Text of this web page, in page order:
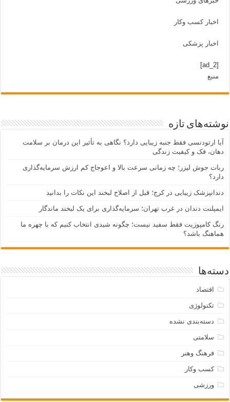
اخبار کسب وکار
اخبار پزشکی
[ad_2]
منبع
نوشته‌های تازه
آیا ارتودنسی فقط جنبه زیبایی دارد؟ نگاهی به تأثیر این درمان بر سلامت
دهان، فک و کیفیت زندگی
ربات جوش لیزر؛ چه زمانی سرعت بالا و اعوجاج کم ارزش سرمایه‌گذاری
دارد؟
دندانپزشک زیبایی در کرج؛ قبل از اصلاح لبخند این نکات را بدانید
ایمپلنت دندان در غرب تهران؛ سرمایه‌گذاری برای یک لبخند ماندگار
رنگ کامپوزیت فقط سفید نیست؛ چگونه شیدی انتخاب کنیم که با چهره ما
هماهنگ باشد؟
دسته‌ها
اقتصاد
تکنولوژی
دسته‌بندی نشده
سلامتی
فرهنگ وهنر
کسب وکار
ورزشی